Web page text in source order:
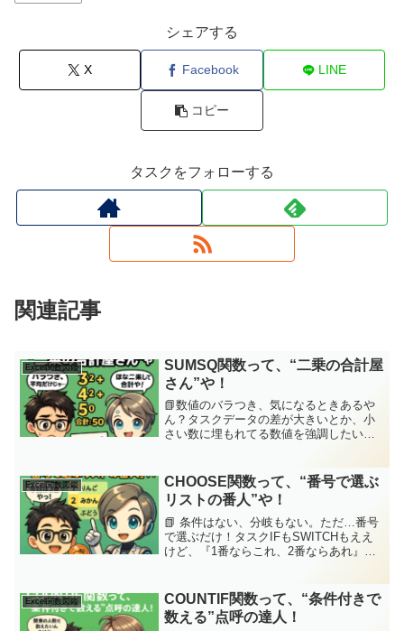
シェアする
X Facebook LINE
コピー
タスクをフォローする
関連記事
Excel関数図鑑
SUMSQ関数って、“二乗の合計屋
さん”や！
📗数値のバラつき、気になるときあるや
ん？タスクデータの差が大きいとか、小
さい数に埋もれてる数値を強調したいと
て話やけど、いちいち一個ずつ =A1^2 っ
てやるの面倒や...
Excel関数図鑑
CHOOSE関数って、“番号で選ぶ
リストの番人”や！
📗 条件はない、分岐もない。ただ…番号
で選ぶだけ！タスクIFもSWITCHもええ
けど、『1番ならこれ、2番ならあれ』っ
ストしてグチャグチャになった経験…あ
るやろ？ジッ...
Excel関数図鑑
COUNTIF関数って、“条件付きで
数える”点呼の達人！